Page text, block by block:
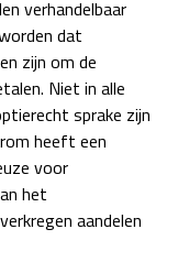
verhandelbaar
dat
zijn om de
Niet in alle
sprake zijn
heeft een
voor
het
aandelen